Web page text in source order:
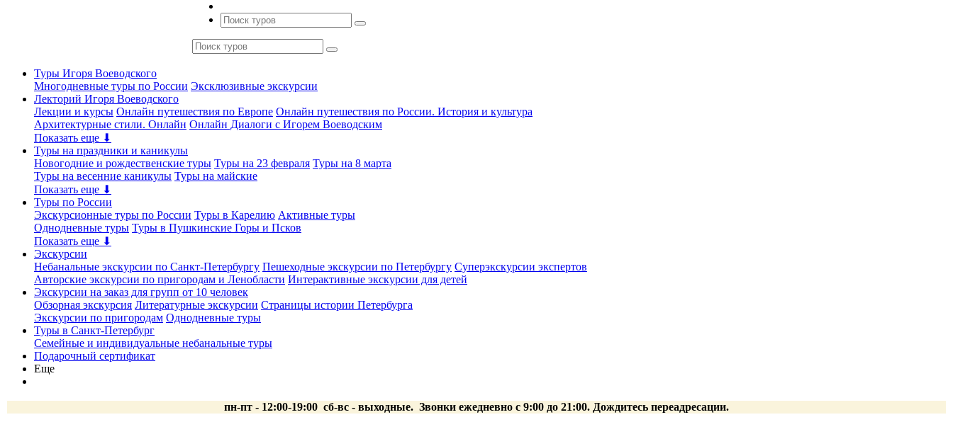
Туры Игоря Воеводского
Многодневные туры по России Эксклюзивные экскурсии
Лекторий Игоря Воеводского
Лекции и курсы Онлайн путешествия по Европе Онлайн путешествия по России. История и культура
Архитектурные стили. Онлайн Онлайн Диалоги с Игорем Воеводским
Показать еще ⬇
Туры на праздники и каникулы
Новогодние и рождественские туры Туры на 23 февраля Туры на 8 марта
Туры на весенние каникулы Туры на майские
Показать еще ⬇
Туры по России
Экскурсионные туры по России Туры в Карелию Активные туры
Однодневные туры Туры в Пушкинские Горы и Псков
Показать еще ⬇
Экскурсии
Небанальные экскурсии по Санкт-Петербургу Пешеходные экскурсии по Петербургу Суперэкскурсии экспертов
Авторские экскурсии по пригородам и Ленобласти Интерактивные экскурсии для детей
Экскурсии на заказ для групп от 10 человек
Обзорная экскурсия Литературные экскурсии Страницы истории Петербурга
Экскурсии по пригородам Однодневные туры
Туры в Санкт-Петербург
Семейные и индивидуальные небанальные туры
Подарочный сертификат
Еще
пн-пт - 12:00-19:00 сб-вс - выходные. Звонки ежедневно с 9:00 до 21:00. Дождитесь переадресации.